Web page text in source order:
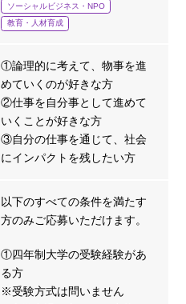
ソーシャルビジネス・NPO
教育・人材育成
①論理的に考えて、物事を進
めていくのが好きな方
②仕事を自分事として進めて
いくことが好きな方
③自分の仕事を通じて、社会
にインパクトを残したい方
以下のすべての条件を満たす
方のみご応募いただけます。
①四年制大学の受験経験があ
る方
※受験方式は問いません